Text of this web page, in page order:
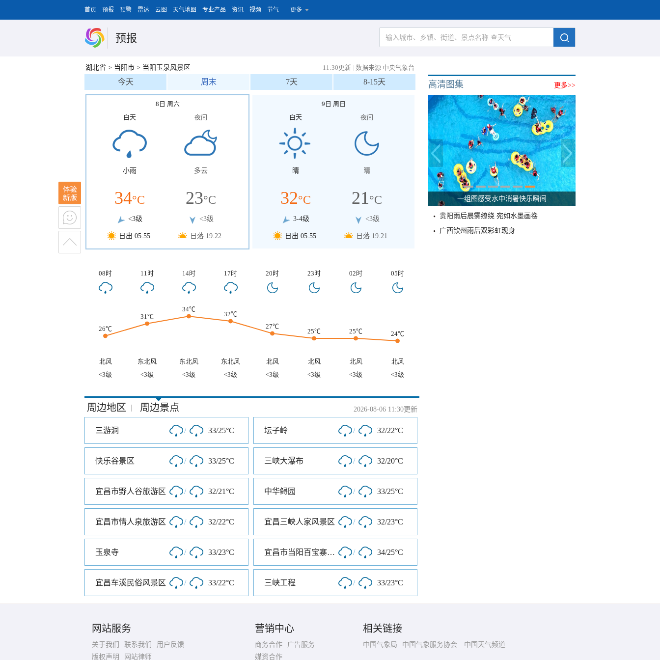
首页 预报 预警 雷达 云图 天气地图 专业产品 资讯 视频 节气 更多
预报
湖北省 > 当阳市 > 当阳玉泉风景区 11:30更新 | 数据来源 中央气象台
今天 周末 7天 8-15天
8日 周六
白天
小雨
34°C
<3级
日出 05:55
夜间
多云
23°C
<3级
日落 19:22
9日 周日
白天
晴
32°C
3-4级
日出 05:55
夜间
晴
21°C
<3级
日落 19:21
08时 11时 14时 17时 20时 23时 02时 05时
26℃
31℃
34℃
32℃
27℃
25℃ 25℃ 24℃
北风 东北风 东北风 东北风 北风 北风 北风
北风
<3级
<3级 <3级 <3级 <3级 <3级 <3级 <3级
周边地区 | 周边景点 2026-08-06 11:30更新
三游洞 / 33/25°C 坛子岭 / 32/22°C
快乐谷景区 / 33/25°C 三峡大瀑布 / 32/20°C
宜昌市野人谷旅游区 / 32/21°C 中华鲟园 / 33/25°C
宜昌市情人泉旅游区 / 32/22°C 宜昌三峡人家风景区 / 32/23°C
玉泉寺 / 33/23°C 宜昌市当阳百宝寨风景区 / 34/25°C
宜昌车溪民俗风景区 / 33/22°C 三峡工程 / 33/23°C
更多>>
高清图集
一组图感受水中消暑快乐瞬间
贵阳雨后晨雾缭绕 宛如水墨画卷
广西钦州雨后双彩虹现身
网站服务
关于我们 联系我们
用户反馈
版权声明
网站律师
营销中心
商务合作
广告服务
媒资合作
相关链接
中国气象局 中国气象服务协会 中国天气频道